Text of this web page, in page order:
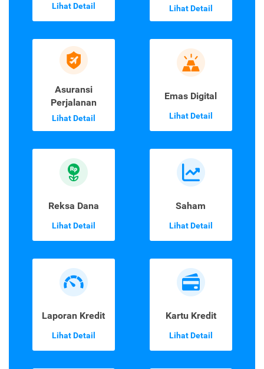
Lihat Detail Lihat Detail
Asuransi
Perjalanan
Lihat Detail
Emas Digital
Lihat Detail
Reksa Dana
Lihat Detail
Saham
Lihat Detail
Laporan Kredit
Lihat Detail
Kartu Kredit
Lihat Detail